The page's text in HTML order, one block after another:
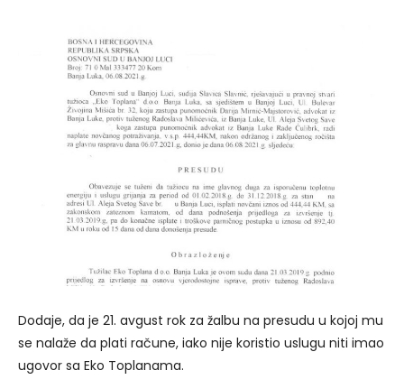
Dodaje, da je 21. avgust rok za žalbu na presudu u kojoj mu
se nalaže da plati račune, iako nije koristio uslugu niti imao
ugovor sa Eko Toplanama.